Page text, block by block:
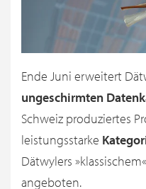
Ende Juni erweitert
ungeschirmten
Schweiz produziertes
leistungsstarke
Dätwylers
angeboten.